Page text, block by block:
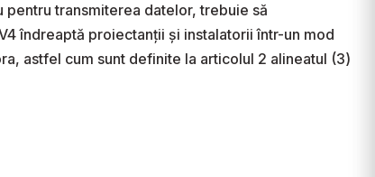
transmiterea datelor, trebuie să
îndreaptă proiectanții și instalatorii într-un mod
astfel cum sunt definite la articolul 2 alineatul (3)